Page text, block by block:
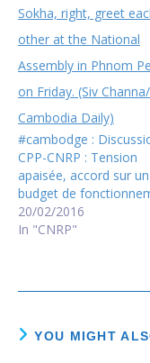
#cambodge :
CPP-CNRP : Tension
apaisée, accord sur un
budget de
20/02/2016
In "CNRP"
YOU MIGHT